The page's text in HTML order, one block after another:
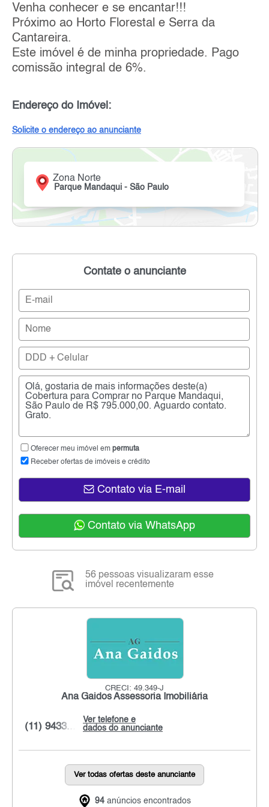
Venha conhecer e se encantar!!!
Próximo ao Horto Florestal e Serra da
Cantareira.
Este imóvel é de minha propriedade. Pago
comissão integral de 6%.
Endereço do Imóvel:
Solicite o endereço ao anunciante
Zona Norte
Parque Mandaqui - São Paulo
Contate o anunciante
Oferecer meu imóvel em permuta
Receber ofertas de imóveis e crédito
Contato via E-mail
Contato via WhatsApp
56 pessoas visualizaram esse
imóvel recentemente
CRECI: 49.349-J
Ana Gaidos Assessoria Imobiliária
Ver telefone e
dados do anunciante
(11) 9433...
Ver todas ofertas deste anunciante
94 anúncios encontrados